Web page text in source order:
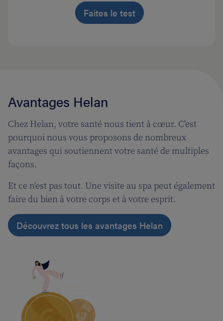
Faites le test
Avantages Helan
Chez Helan, votre santé nous tient à cœur. C'est
pourquoi nous vous proposons de nombreux
avantages qui soutiennent votre santé de multiples
façons.
Et ce n'est pas tout. Une visite au spa peut également
faire du bien à votre corps et à votre esprit.
Découvrez tous les avantages Helan